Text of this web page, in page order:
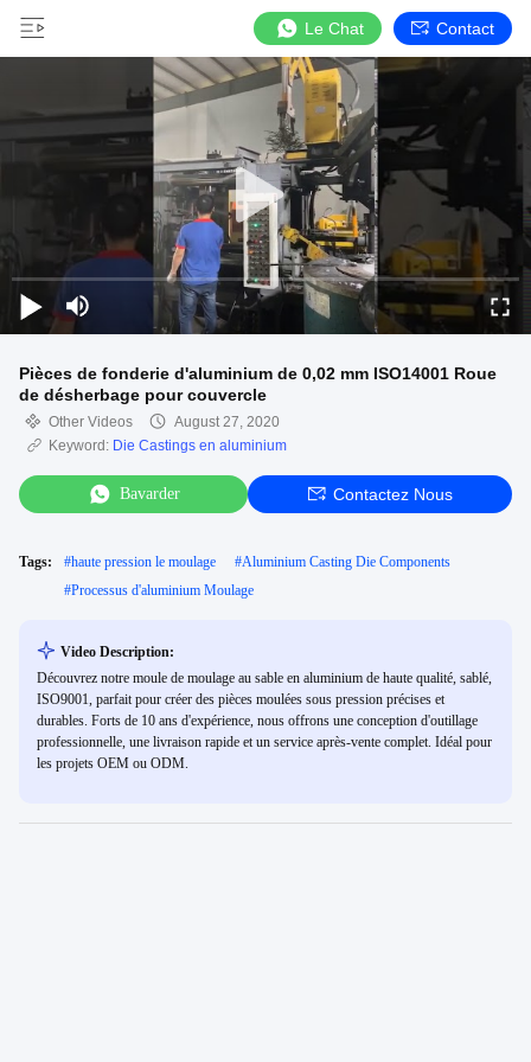
Le Chat Contact
Pièces de fonderie d'aluminium de 0,02 mm ISO14001 Roue
de désherbage pour couvercle
Other Videos
August 27, 2020
Keyword: Die Castings en aluminium
Bavarder Contactez Nous
Tags: #haute pression le moulage #Aluminium Casting Die Components
#Processus d'aluminium Moulage
Video Description:
Découvrez notre moule de moulage au sable en aluminium de haute qualité, sablé,
ISO9001, parfait pour créer des pièces moulées sous pression précises et
durables. Forts de 10 ans d'expérience, nous offrons une conception d'outillage
professionnelle, une livraison rapide et un service après-vente complet. Idéal pour
les projets OEM ou ODM.